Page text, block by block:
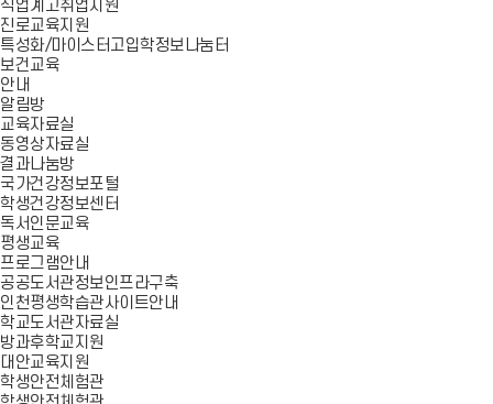
직업계고취업지원
진로교육지원
특성화/마이스터고입학정보나눔터
보건교육
안내
알림방
교육자료실
동영상자료실
결과나눔방
국가건강정보포털
학생건강정보센터
독서인문교육
평생교육
프로그램안내
공공도서관정보인프라구축
인천평생학습관사이트안내
학교도서관자료실
방과후학교지원
대안교육지원
학생안전체험관